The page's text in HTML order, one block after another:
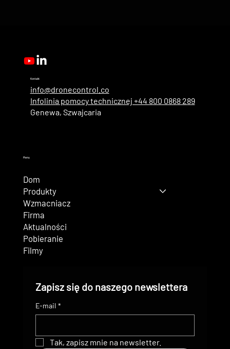
Kontakt
info@dronecontrol.co
Infolinia pomocy technicznej +44 800 0868 289
Genewa, Szwajcaria
Menu
Dom
Produkty
Wzmacniacz
Firma
Aktualności
Pobieranie
Filmy
Zapisz się do naszego newslettera
E-mail *
Tak, zapisz mnie na newsletter.